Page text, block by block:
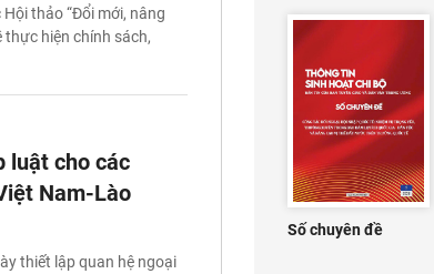
thảo “Đổi mới, nâng
hiện chính sách,
luật cho các
Nam-Lào
thiết lập quan hệ ngoại
Số chuyên đề